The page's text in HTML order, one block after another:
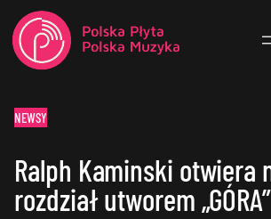
NEWSY
Ralph Kaminski otwiera
rozdział utworem „GÓRA”